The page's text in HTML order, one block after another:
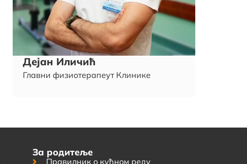
Дејан Иличић
Главни физиотерапеут Клинике
За родитеље
Правилник о кућном реду